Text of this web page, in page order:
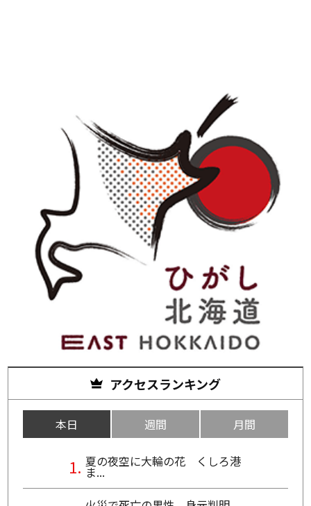
アクセスランキング
本日 週間 月間
夏の夜空に大輪の花 くしろ港
ま...